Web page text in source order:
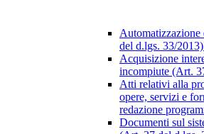
del d.lgs. 33/2013)
Acquisizione
incompiute (Art.
Atti relativi alla
opere, servizi e
redazione
Documenti sul